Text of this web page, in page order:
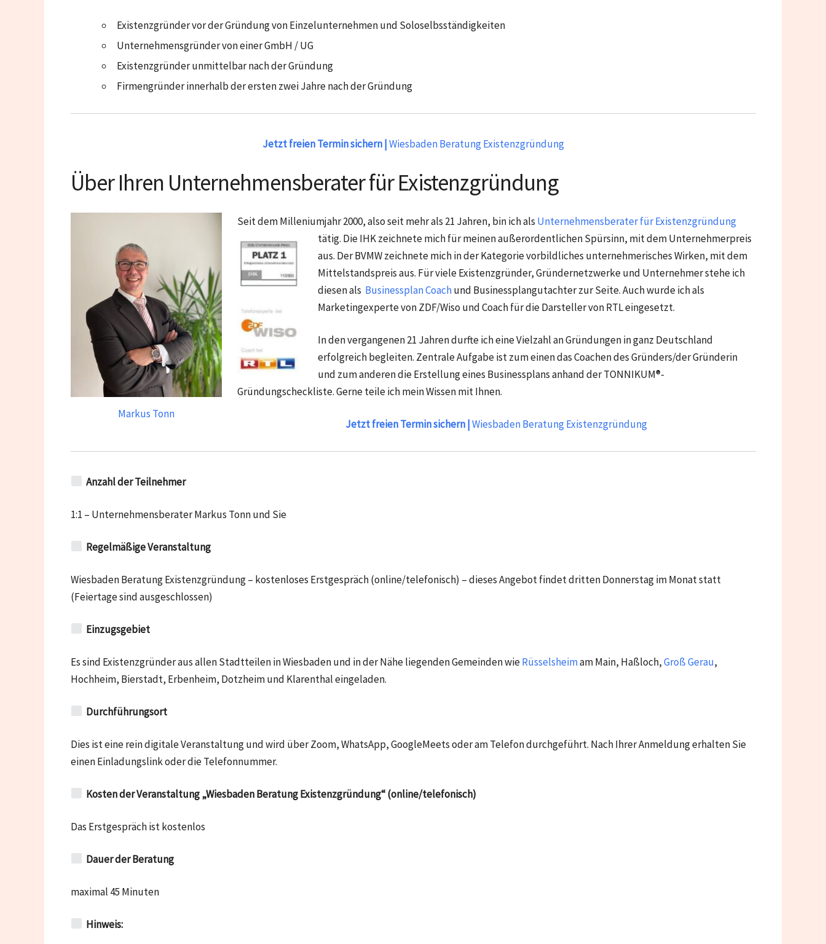
Existenzgründer vor der Gründung von Einzelunternehmen und Soloselbsständigkeiten
Unternehmensgründer von einer GmbH / UG
Existenzgründer unmittelbar nach der Gründung
Firmengründer innerhalb der ersten zwei Jahre nach der Gründung
Jetzt freien Termin sichern |Wiesbaden Beratung Existenzgründung
Über Ihren Unternehmensberater für Existenzgründung
Markus Tonn
Seit dem Milleniumjahr 2000, also seit mehr als 21 Jahren, bin ich als Unternehmensberater für Existenzgründung
tätig. Die IHK zeichnete mich für meinenaußerordentlichen Spürsinn, mit dem Unternehmerpreis
aus. Der BVMW zeichnete mich in der Kategorie vorbildliches unternehmerisches Wirken, mit dem
Mittelstandspreis aus. Für viele Existenzgründer, Gründernetzwerke und Unternehmer stehe ich
diesen als Businessplan Coachund Businessplangutachter zur Seite. Auch wurde ich als
Marketingexperte von ZDF/Wiso und Coach für die Darsteller von RTL eingesetzt.
In den vergangenen 21 Jahren durfte ich eine Vielzahl an Gründungen in ganz Deutschland
erfolgreich begleiten. Zentrale Aufgabe ist zum einen das Coachen des Gründers/der Gründerin
und zum anderen die Erstellung eines Businessplans anhand der TONNIKUM®-
Gründungscheckliste. Gerne teile ich mein Wissen mit Ihnen.
Jetzt freien Termin sichern |Wiesbaden Beratung Existenzgründung
Anzahl der Teilnehmer
1:1 – Unternehmensberater Markus Tonn und Sie
Regelmäßige Veranstaltung
WiesbadenBeratung Existenzgründung – kostenloses Erstgespräch (online/telefonisch) – dieses Angebot findet dritten Donnerstag im Monat statt
(Feiertage sind ausgeschlossen)
Einzugsgebiet
Es sind Existenzgründer aus allen Stadtteilen in Wiesbaden und in der Nähe liegenden Gemeinden wieRüsselsheimam Main, Haßloch,Groß Gerau,
Hochheim, Bierstadt, Erbenheim, Dotzheim und Klarenthaleingeladen.
Durchführungsort
Dies ist eine rein digitale Veranstaltung und wird über Zoom, WhatsApp, GoogleMeets oder am Telefon durchgeführt. Nach Ihrer Anmeldung erhalten Sie
einen Einladungslink oder die Telefonnummer.
Kosten der Veranstaltung „Wiesbaden Beratung Existenzgründung“ (online/telefonisch)
Das Erstgespräch ist kostenlos
Dauer der Beratung
maximal 45 Minuten
Hinweis: